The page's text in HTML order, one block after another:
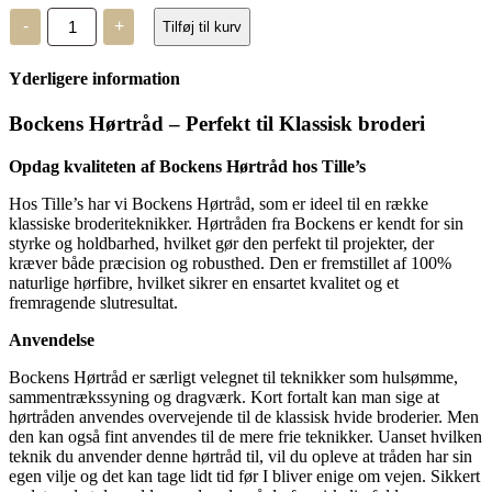
-
Bockens
hørtråd
-
broderitråd
-
Halvbleget
+ Tilføj til kurv
Yderligere information
Bockens Hørtråd – Perfekt til Klassisk broderi
Opdag kvaliteten af Bockens Hørtråd hos Tille’s
Hos Tille’s har vi Bockens Hørtråd, som er ideel til en række
klassiske broderiteknikker. Hørtråden fra Bockens er kendt for sin
styrke og holdbarhed, hvilket gør den perfekt til projekter, der
kræver både præcision og robusthed. Den er fremstillet af 100%
naturlige hørfibre, hvilket sikrer en ensartet kvalitet og et
fremragende slutresultat.
Anvendelse
Bockens Hørtråd er særligt velegnet til teknikker som hulsømme,
sammentrækssyning og dragværk. Kort fortalt kan man sige at
hørtråden anvendes overvejende til de klassisk hvide broderier. Men
den kan også fint anvendes til de mere frie teknikker. Uanset hvilken
teknik du anvender denne hørtråd til, vil du opleve at tråden har sin
egen vilje og det kan tage lidt tid før I bliver enige om vejen. Sikkert